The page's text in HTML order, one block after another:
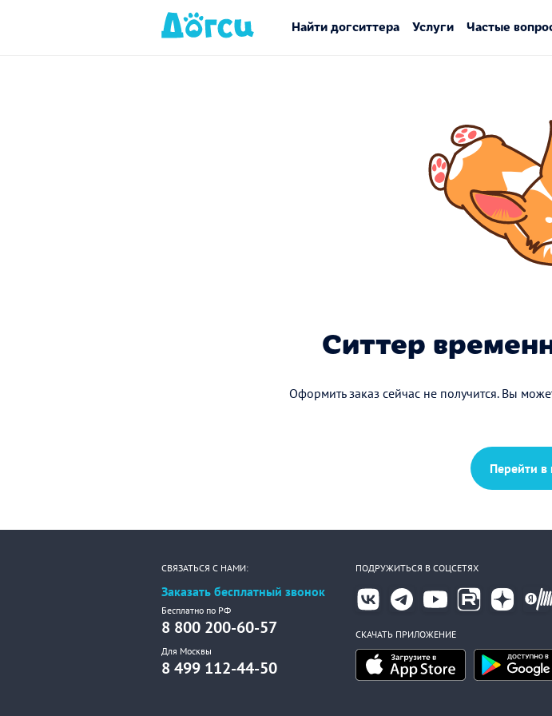
Найти догситтера Услуги Частые
Ситтер
Оформить заказ сейчас не получится. Вы
Перейти в
СВЯЗАТЬСЯ С НАМИ:
Заказать бесплатный звонок
Бесплатно по РФ
8 800 200-60-57
Для Москвы
8 499 112-44-50
ПОДРУЖИТЬСЯ В СОЦСЕТЯХ
СКАЧАТЬ ПРИЛОЖЕНИЕ